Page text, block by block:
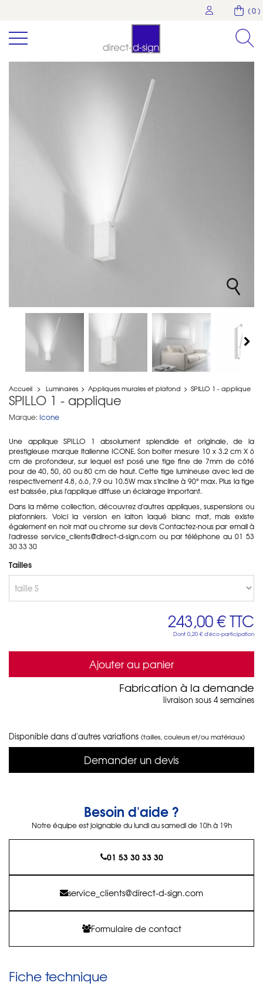
( 0 )
Accueil > Luminaires > Appliques murales et plafond > SPILLO 1 - applique
SPILLO 1 - applique
Marque: Icone
Une applique SPILLO 1 absolument splendide et originale, de la
prestigieuse marque italienne ICONE. Son boiter mesure 10 x 3.2 cm X 6
cm de profondeur, sur lequel est posé une tige fine de 7mm de côté
pour de 40, 50, 60 ou 80 cm de haut. Cette tige lumineuse avec led de
respectivement 4.8, 6.6, 7.9 ou 10.5W max s'incline à 90° max. Plus la tige
est baissée, plus l'applique diffuse un éclairage important.
Dans la même collection, découvrez d'autres appliques, suspensions ou
plafonniers. Voici la version en laiton laqué blanc mat, mais existe
également en noir mat ou chrome sur devis Contactez-nous par email à
l'adresse service_clients@direct-d-sign.com ou par téléphone au 01 53
30 33 30
Tailles
243,00 €TTC
Dont 0,20 € d'éco-participation
Ajouter au panier
Fabrication à la demande
livraison sous 4 semaines
Disponible dans d'autres variations (tailles, couleurs et/ou matériaux)
Demander un devis
Besoin d'aide ?
Notre équipe est joignable du lundi au samedi de 10h à 19h
01 53 30 33 30
service_clients@direct-d-sign.com
Formulaire de contact
Fiche technique